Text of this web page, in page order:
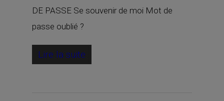
DE PASSE Se souvenir de moi Mot de
passe oublié ?
Lire la suite